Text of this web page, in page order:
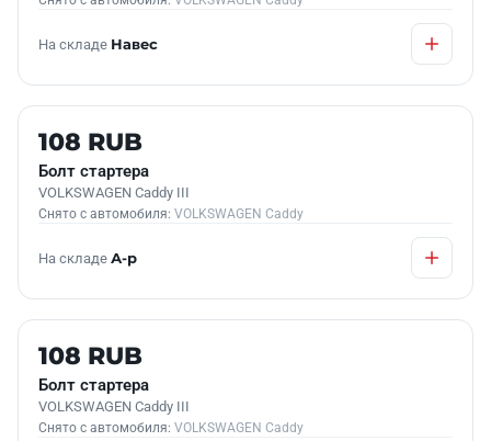
На складе Навес
Б/У В НАЛИЧИИ
108 RUB
Болт стартера
VOLKSWAGEN Caddy III
Снято с автомобиля: VOLKSWAGEN Caddy
На складе А-р
Б/У В НАЛИЧИИ
108 RUB
Болт стартера
VOLKSWAGEN Caddy III
Снято с автомобиля: VOLKSWAGEN Caddy